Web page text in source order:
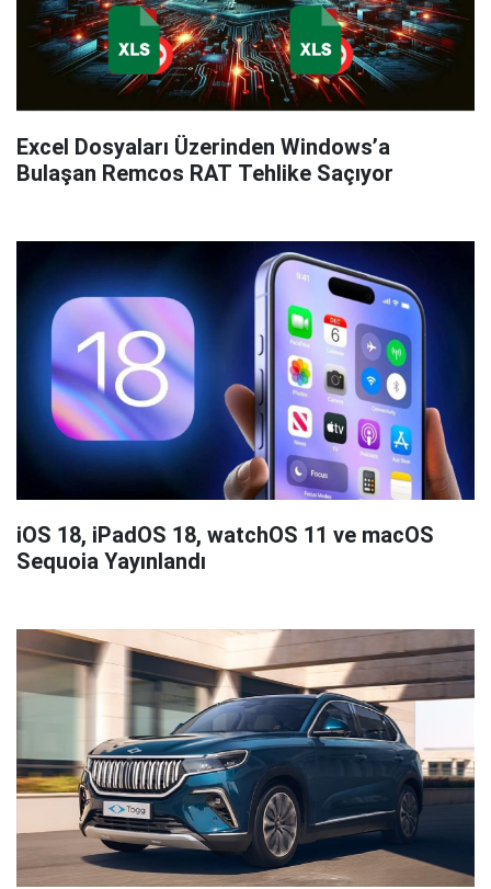
Excel Dosyaları Üzerinden Windows’a
Bulaşan Remcos RAT Tehlike Saçıyor
iOS 18, iPadOS 18, watchOS 11 ve macOS
Sequoia Yayınlandı